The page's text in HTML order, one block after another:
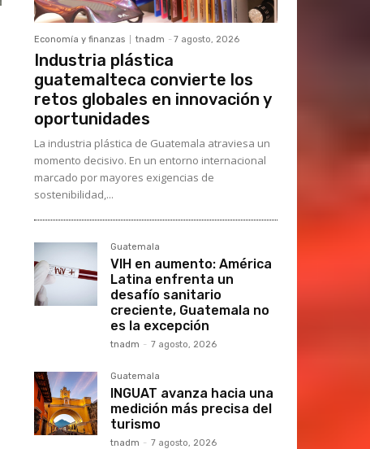
Economía y finanzas tnadm - 7 agosto, 2026
Industria plástica
guatemalteca convierte los
retos globales en innovación y
oportunidades
La industria plástica de Guatemala atraviesa un
momento decisivo. En un entorno internacional
marcado por mayores exigencias de
sostenibilidad,...
Guatemala
VIH en aumento: América
Latina enfrenta un
desafío sanitario
creciente, Guatemala no
es la excepción
tnadm - 7 agosto, 2026
Guatemala
INGUAT avanza hacia una
medición más precisa del
turismo
tnadm - 7 agosto, 2026